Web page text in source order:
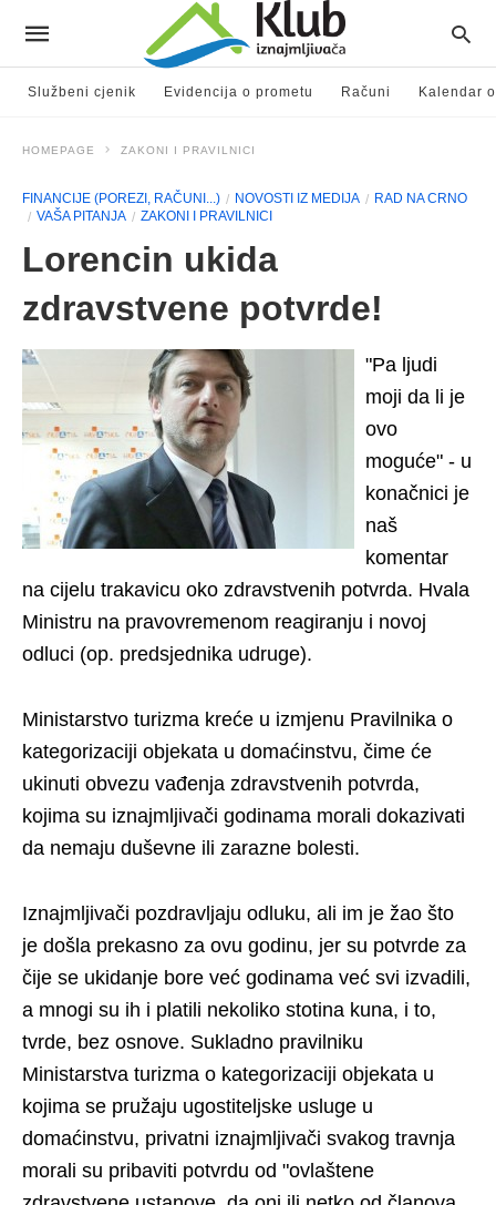
Službeni cjenik Evidencija o prometu Računi Kalendar
HOMEPAGE ZAKONI I PRAVILNICI
FINANCIJE (POREZI, RAČUNI...) NOVOSTI IZ MEDIJA
RAD NA CRNO
VAŠA PITANJA
ZAKONI I PRAVILNICI
Lorencin ukida
zdravstvene potvrde!
"Pa ljudi
moji da li je
ovo
moguće" - u
konačnici je
naš
komentar
na cijelu trakavicu oko zdravstvenih potvrda. Hvala
Ministru na pravovremenom reagiranju i novoj
odluci (op. predsjednika udruge).
Ministarstvo turizma kreće u izmjenu Pravilnika o
kategorizaciji objekata u domaćinstvu, čime će
ukinuti obvezu vađenja zdravstvenih potvrda,
kojima su iznajmljivači godinama morali dokazivati
da nemaju duševne ili zarazne bolesti.
Iznajmljivači pozdravljaju odluku, ali im je žao što
je došla prekasno za ovu godinu, jer su potvrde za
čije se ukidanje bore već godinama već svi izvadili,
a mnogi su ih i platili nekoliko stotina kuna, i to,
tvrde, bez osnove. Sukladno pravilniku
Ministarstva turizma o kategorizaciji objekata u
kojima se pružaju ugostiteljske usluge u
domaćinstvu, privatni iznajmljivači svakog travnja
morali su pribaviti potvrdu od "ovlaštene